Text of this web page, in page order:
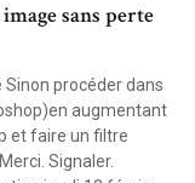
sans perte
procéder dans
augmentant
et faire un filtre
Signaler.